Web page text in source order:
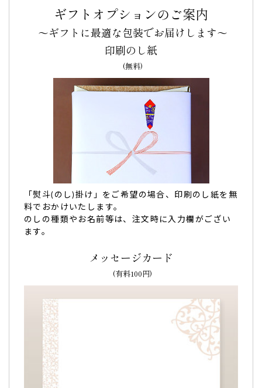
義父の米寿記念。メッセージ入りのお菓子はイン
義父の米寿記念で利用しました。
「バームクーヘン」を親戚全員に、「カステラ」は義父と義
メッセージ入りのお菓子はインパクトがあり、開けた時に大
こちらで頼んで良かったです。
ありがとうございました。（ゆう様）
ウムクーヘン(グリーン・エンブレム風/5個入り)
オリジナルメッセージカステラ ハート模
様(0.6号/1本入り/木箱入り)
設立20年記念としてメンバーに。文字も綺麗には
っきり「食べるのがもったいない」
バスクラリネットアンサンブル「ラス・クラリネーテス」の
設立20年記念としてメンバーに
文字も綺麗にはっきり入っており「食べるのがもったいな
ギフトオプションのご案内
～ギフトに最適な包装でお届けします～
印刷のし紙
(無料)
「熨斗(のし)掛け」をご希望の場合、印刷のし紙を無
料でおかけいたします。
のしの種類やお名前等は、注文時に入力欄がござい
ます。
メッセージカード
(有料100円)